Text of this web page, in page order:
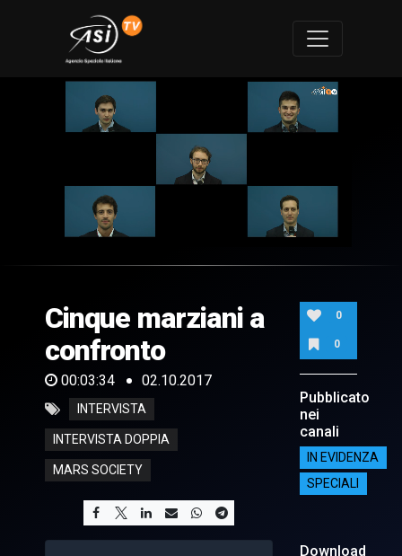
of
34
seconds
Cinque marziani a
confronto
00:03:34 02.10.2017
INTERVISTA
INTERVISTA DOPPIA
MARS SOCIETY
0
0
Pubblicato
nei
canali
IN EVIDENZA
SPECIALI
Download